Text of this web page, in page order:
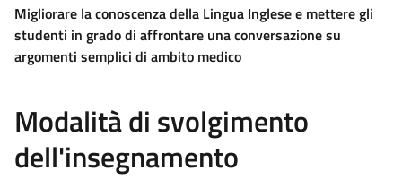
Migliorare la conoscenza della Lingua Inglese e mettere gli
studenti in grado di affrontare una conversazione su
argomenti semplici di ambito medico
Modalità di svolgimento
dell'insegnamento